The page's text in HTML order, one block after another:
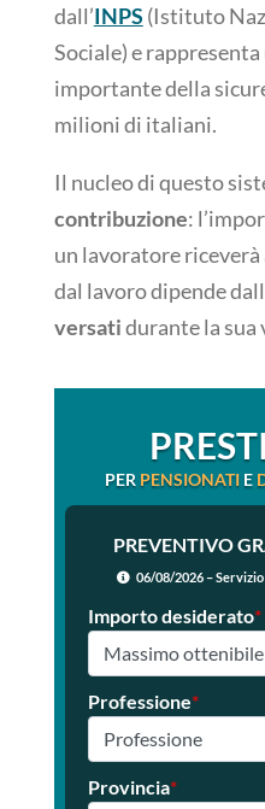
dall’INPS (Istituto
Sociale) e
importante della
milioni di italiani.
Il nucleo di questo
contribuzione:
un lavoratore
dal lavoro dipende
versatidurante la
PER PENSIONATI E
PREVENTIVO
06/08/2026 –
Importo desiderato*
Professione*
Provincia*